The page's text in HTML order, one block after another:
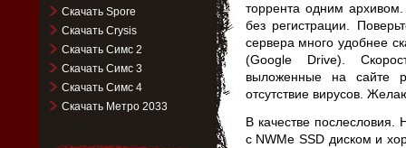
торрента одним
без регистрации.
сервера много удобнее
(Google Drive).
выложенные на сайте
отсутствие вирусов.
В качестве
с NWMe SSD диском и
Скачать Spore
Скачать Crysis
Скачать Симс 2
Скачать Симс 3
Скачать Симс 4
Скачать Метро 2033